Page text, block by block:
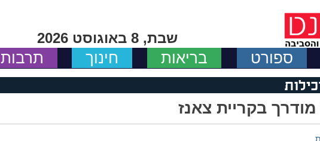
שבת, 8 באוגוסט 2026
ספורט בריאות חינוך תרבות
בקריית צאנז